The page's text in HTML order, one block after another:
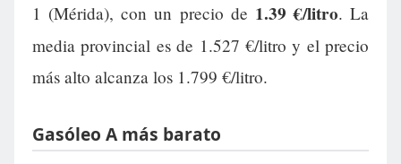
1 (Mérida), con un precio de 1.39 €/litro. La
media provincial es de 1.527 €/litro y el precio
más alto alcanza los 1.799 €/litro.
Gasóleo A más barato